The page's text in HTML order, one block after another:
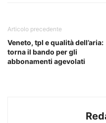
Articolo precedente
Veneto, tpl e qualità dell’aria:
torna il bando per gli
abbonamenti agevolati